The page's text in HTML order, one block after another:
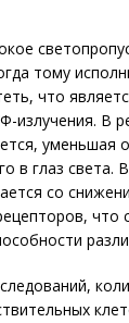
тому
что
В
уменьшая
в глаз света.
со
что